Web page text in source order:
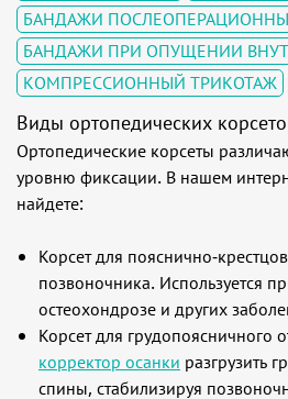
Виды ортопедических
Ортопедические корсеты
уровню фиксации. В нашем
найдете:
Корсет для пояснично-
позвоночника. Используется
остеохондрозе и других
Корсет для грудопоясничного
корректор осанки разгрузить
спины, стабилизируя
БАНДАЖИ
БАНДАЖИ ПРИ ОПУЩЕНИИ
КОМПРЕССИОННЫЙ ТРИКОТАЖ